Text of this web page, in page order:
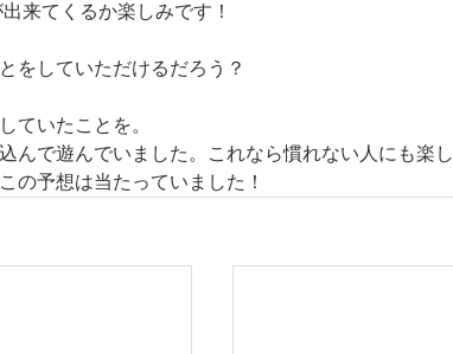
来てくるか楽しみです！
をしていただけるだろう？
ていたことを。
んで遊んでいました。これなら慣れない人にも楽し
の予想は当たっていました！